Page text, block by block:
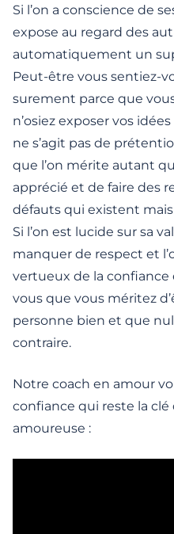
Si l’on a conscience de
expose au regard des
automatiquement un
Peut-être vous sentiez-
surement parce que
n’osiez exposer vos
ne s’agit pas de
que l’on mérite autant
apprécié et de faire des
défauts qui existent
Si l’on est lucide sur sa
manquer de respect et
vertueux de la confiance
vous que vous méritez
personne bien et que
contraire.
Notre coach en amour
confiance qui reste la clé
amoureuse :